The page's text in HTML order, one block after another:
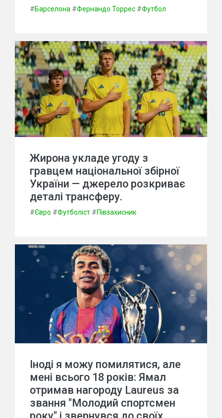
#Барселона #Фернандо Торрес #Футбол
Жирона укладе угоду з
гравцем національної збірної
України — джерело розкриває
деталі трансферу.
#Євро #Футболіст #Півзахисник
Іноді я можу помилятися, але
мені всього 18 років: Ямал
отримав нагороду Laureus за
звання "Молодий спортсмен